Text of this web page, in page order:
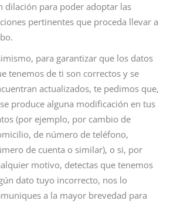
dilación para poder adoptar las
pertinentes que proceda llevar a
para garantizar que los datos
tenemos de ti son correctos y se
actualizados, te pedimos que,
produce alguna modificación en tus
(por ejemplo, por cambio de
de número de teléfono,
de cuenta o similar), o si, por
motivo, detectas que tenemos
dato tuyo incorrecto, nos lo
a la mayor brevedad para